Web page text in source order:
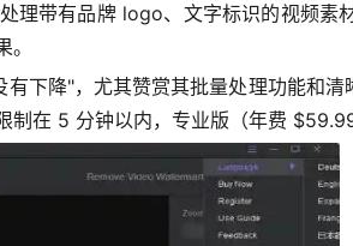
理带有品牌 logo、文字标识的视频
下降"，尤其赞赏其批量处理功能和
在 5 分钟以内，专业版（年费 $59.99